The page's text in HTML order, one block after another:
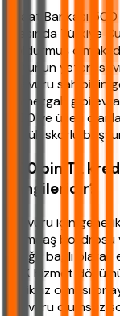
Ziraat Bankası
arasında Türkiye
doldurmuş olmak,
notunun yeterli
başvuru sahibinin
ikametgah gibi
1200 ve üzeri
düşük skorlu
500 bin TL
hangileridir?
Başvuru için
ait maaş
isteğe bağlı
SGK hizmet
eksiksiz olması
başvuru olumsuz